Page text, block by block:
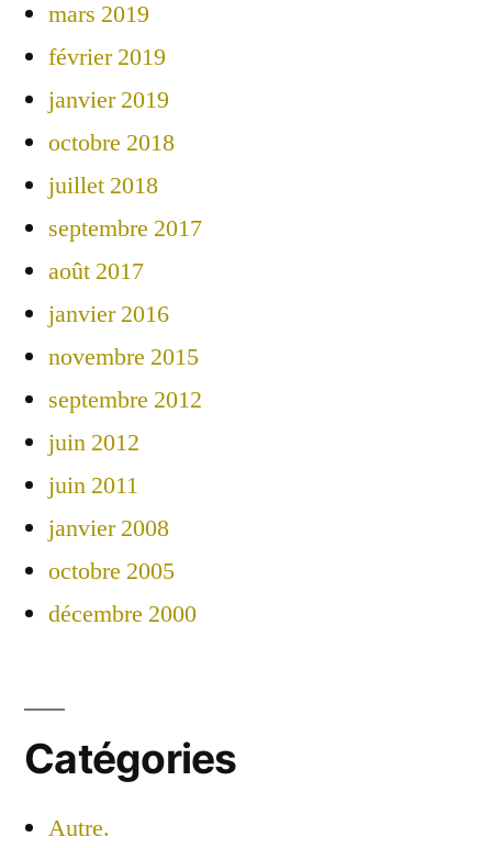
mars 2019
février 2019
janvier 2019
octobre 2018
juillet 2018
septembre 2017
août 2017
janvier 2016
novembre 2015
septembre 2012
juin 2012
juin 2011
janvier 2008
octobre 2005
décembre 2000
Catégories
Autre.